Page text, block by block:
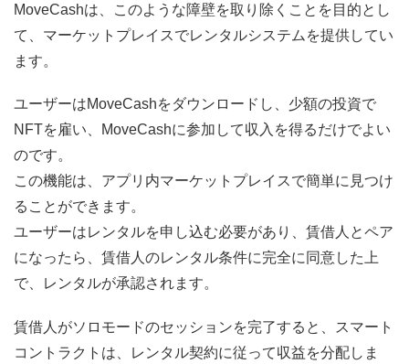
MoveCashは、このような障壁を取り除くことを目的とし
て、マーケットプレイスでレンタルシステムを提供してい
ます。
ユーザーはMoveCashをダウンロードし、少額の投資で
NFTを雇い、MoveCashに参加して収入を得るだけでよい
のです。
この機能は、アプリ内マーケットプレイスで簡単に見つけ
ることができます。
ユーザーはレンタルを申し込む必要があり、賃借人とペア
になったら、賃借人のレンタル条件に完全に同意した上
で、レンタルが承認されます。
賃借人がソロモードのセッションを完了すると、スマート
コントラクトは、レンタル契約に従って収益を分配しま